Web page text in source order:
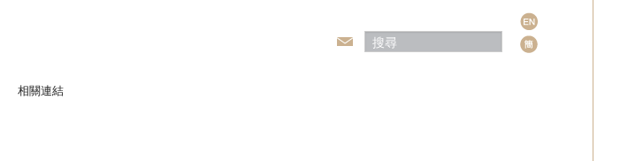
語
相關連結